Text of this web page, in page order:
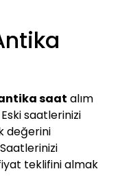
saat alım
saatlerinizi
değerini
teklifini almak